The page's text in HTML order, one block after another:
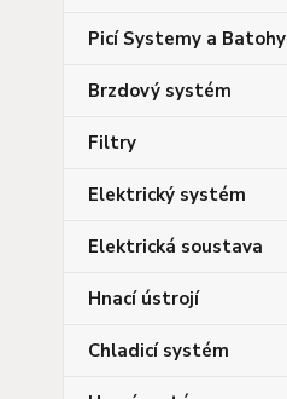
Picí Systemy a Batohy
Brzdový systém
Filtry
Elektrický systém
Elektrická soustava
Hnací ústrojí
Chladicí systém